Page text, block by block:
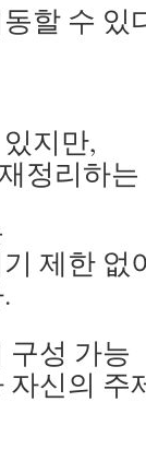
할 수 있
지만,
정리하
제한 없
성 가능
자신의 주